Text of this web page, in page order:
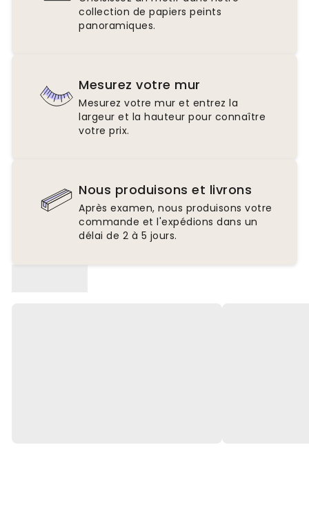
collection de papiers peints
panoramiques.
Mesurez votre mur
Mesurez votre mur et entrez la
largeur et la hauteur pour connaître
votre prix.
Nous produisons et livrons
Après examen, nous produisons votre
commande et l'expédions dans un
délai de 2 à 5 jours.